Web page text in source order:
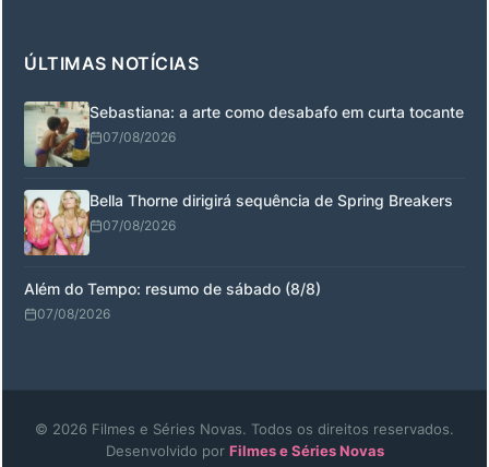
ÚLTIMAS NOTÍCIAS
Sebastiana: a arte como desabafo em curta tocante
07/08/2026
Bella Thorne dirigirá sequência de Spring Breakers
07/08/2026
Além do Tempo: resumo de sábado (8/8)
07/08/2026
© 2026 Filmes e Séries Novas. Todos os direitos reservados.
Desenvolvido por Filmes e Séries Novas